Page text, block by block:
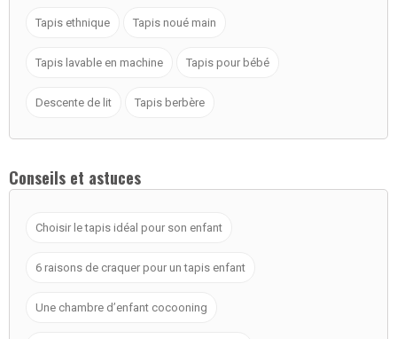
Tapis ethnique Tapis noué main
Tapis lavable en machine Tapis pour bébé
Descente de lit Tapis berbère
Conseils et astuces
Choisir le tapis idéal pour son enfant
6 raisons de craquer pour un tapis enfant
Une chambre d’enfant cocooning